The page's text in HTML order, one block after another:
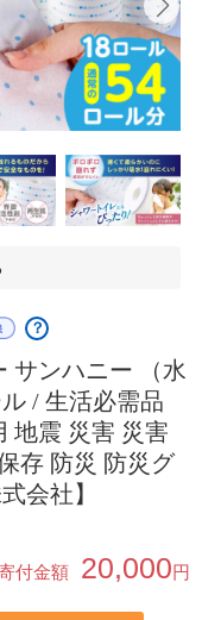
？
サンハニー （水
/ 生活必需品
地震 災害 災害
存 防災 防災グ
会社】
付金額 20,000円